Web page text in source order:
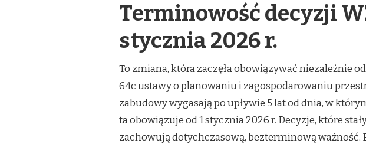
Terminowość decyzji
stycznia 2026 r.
To zmiana, która zaczęła obowiązywać niezależnie
64c ustawy o planowaniu i zagospodarowaniu
zabudowy wygasają po upływie 5 lat od dnia, w
ta obowiązuje od 1 stycznia 2026 r. Decyzje, które
zachowują dotychczasową, bezterminową